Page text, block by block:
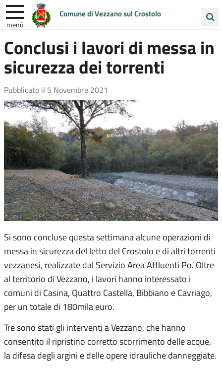
Comune di Vezzano sul Crostolo
menù
nel
sito
ENTRA IN COMUNE VIVI VEZZANO
UNIONE COLLINE MATILDICHE
Conclusi i lavori di messa in
sicurezza dei torrenti
Pubblicato il 5 Novembre 2021
Si sono concluse questa settimana alcune operazioni di
messa in sicurezza del letto del Crostolo e di altri torrenti
vezzanesi, realizzate dal Servizio Area Affluenti Po. Oltre
al territorio di Vezzano, i lavori hanno interessato i
comuni di Casina, Quattro Castella, Bibbiano e Cavriago,
per un totale di 180mila euro.
Tre sono stati gli interventi a Vezzano, che hanno
consentito il ripristino corretto scorrimento delle acque,
la difesa degli argini e delle opere idrauliche danneggiate.